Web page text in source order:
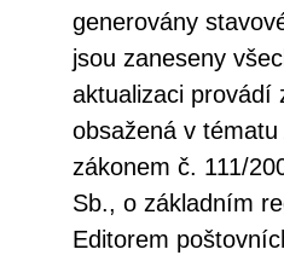
generovány
jsou zaneseny
aktualizaci provádí
obsažená v
zákonem č. 111/
Sb., o základním
Editorem